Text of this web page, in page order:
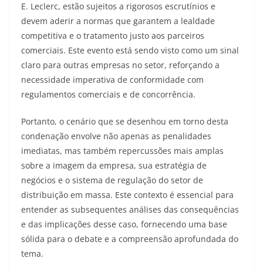
E. Leclerc, estão sujeitos a rigorosos escrutínios e
devem aderir a normas que garantem a lealdade
competitiva e o tratamento justo aos parceiros
comerciais. Este evento está sendo visto como um sinal
claro para outras empresas no setor, reforçando a
necessidade imperativa de conformidade com
regulamentos comerciais e de concorrência.
Portanto, o cenário que se desenhou em torno desta
condenação envolve não apenas as penalidades
imediatas, mas também repercussões mais amplas
sobre a imagem da empresa, sua estratégia de
negócios e o sistema de regulação do setor de
distribuição em massa. Este contexto é essencial para
entender as subsequentes análises das consequências
e das implicações desse caso, fornecendo uma base
sólida para o debate e a compreensão aprofundada do
tema.